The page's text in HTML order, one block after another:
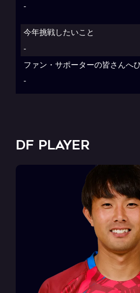
-
今年挑戦したいこと
-
ファン・サポーターの皆さんへ
-
DF PLAYER